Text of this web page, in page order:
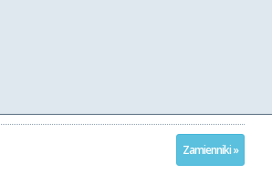
Zamienniki »